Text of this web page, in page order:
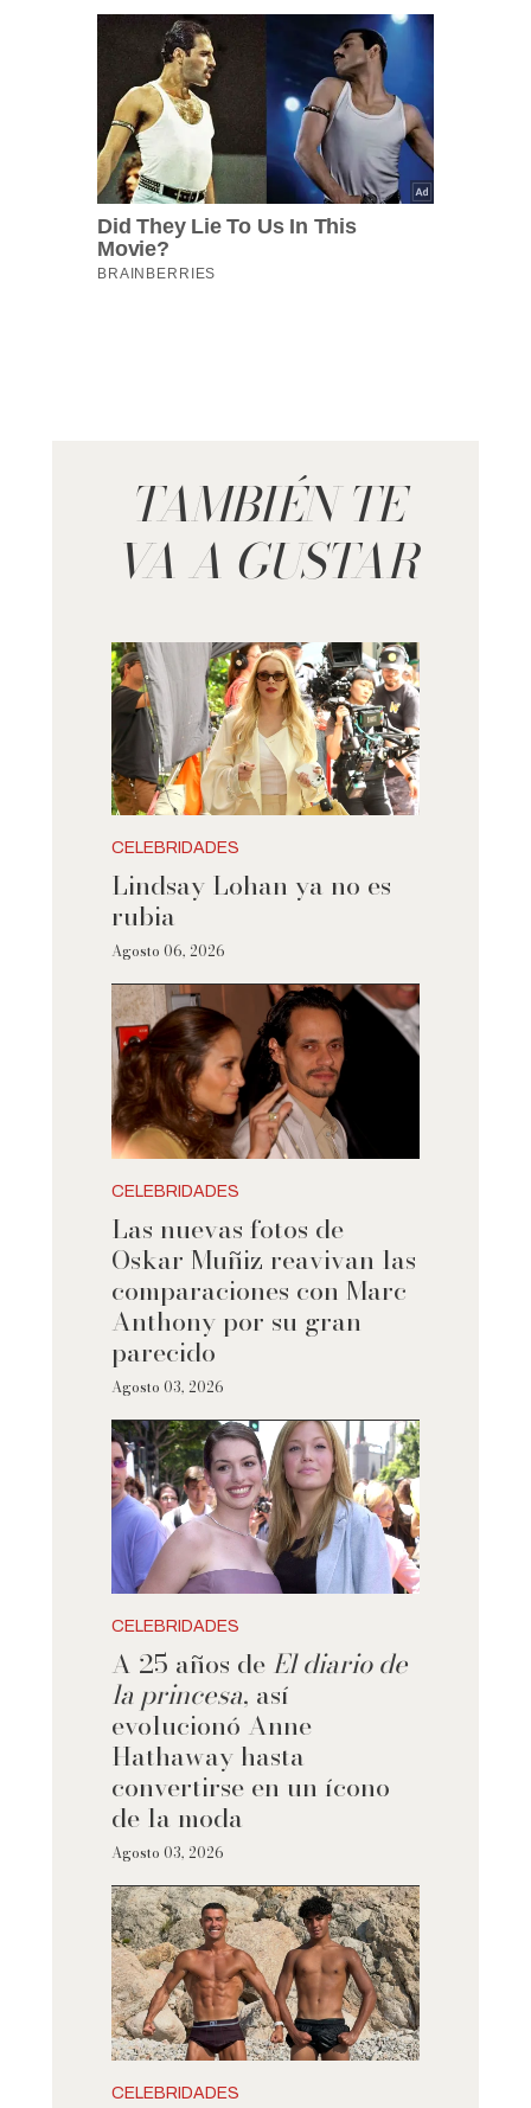
TAMBIÉN TE
VA A GUSTAR
CELEBRIDADES
Lindsay Lohan ya no es
rubia
Agosto 06, 2026
CELEBRIDADES
Las nuevas fotos de
Oskar Muñiz reavivan las
comparaciones con Marc
Anthony por su gran
parecido
Agosto 03, 2026
CELEBRIDADES
A 25 años de El diario de
la princesa, así
evolucionó Anne
Hathaway hasta
convertirse en un ícono
de la moda
Agosto 03, 2026
CELEBRIDADES